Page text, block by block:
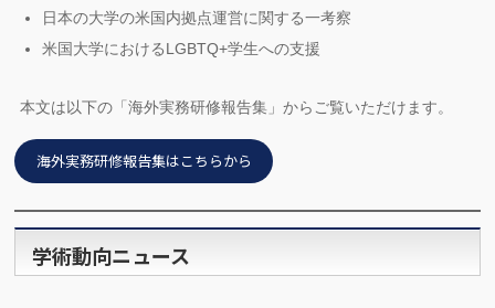
日本の大学の米国内拠点運営に関する一考察
米国大学におけるLGBTQ+学生への支援
本文は以下の「海外実務研修報告集」からご覧いただけます。
海外実務研修報告集はこちらから
学術動向ニュース